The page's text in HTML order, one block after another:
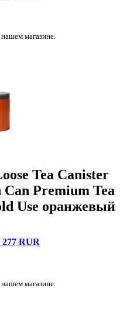
магазине.
Tea Canister
Premium Tea
Use оранжевый
277 RUR
магазине.